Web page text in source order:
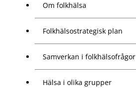
Om folkhälsa
Folkhälsostrategisk plan
Samverkan i folkhälsofrågor
Hälsa i olika grupper